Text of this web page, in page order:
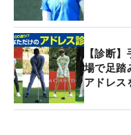
【診断
場で足踏
アドレス